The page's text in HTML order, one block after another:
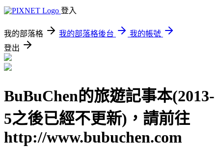
登入
我的部落格 我的部落格後台
我的帳號
登出
BuBuChen的旅遊記事本(2013-
5之後已經不更新)，請前往
http://www.bubuchen.com